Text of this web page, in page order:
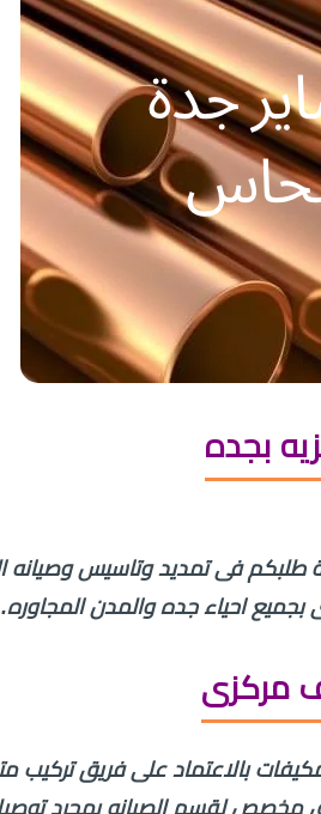
بجده
طلبكم فى تمديد وتاسيس وصيانه
احياء جده والمدن المجاوره.
مركزى
بالاعتماد على فريق تركيب
مخصص لقسم الصيانه بمجرد